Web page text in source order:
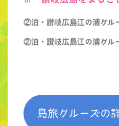
②泊・讃岐広島江の浦クル
②泊・讃岐広島江の浦クル
島旅クルーズの